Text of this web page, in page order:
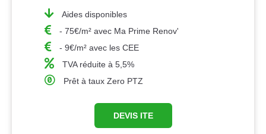
Aides disponibles
- 75€/m² avec Ma Prime Renov'
- 9€/m² avec les CEE
TVA réduite à 5,5%
Prêt à taux Zero PTZ
DEVIS ITE